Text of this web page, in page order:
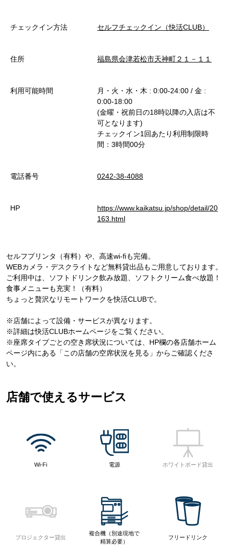
チェックイン方法 セルフチェックイン（快活CLUB）
住所 福島県会津若松市天神町２１－１１
利用可能時間
月・火・水・木 : 0:00-24:00 / 金 :
0:00-18:00
(金曜・祝前日の18時以降の入店は不
可となります)
チェックイン1回あたり利用制限時
間：3時間00分
電話番号 0242-38-4088
HP
https://www.kaikatsu.jp/shop/detail/20
163.html
セルフプリンタ（有料）や、高速wi-fiも完備。
WEBカメラ・デスクライトなど無料貸出品もご用意しております。
ご利用中は、ソフトドリンク飲み放題、ソフトクリーム食べ放題！
食事メニューも充実！（有料）
ちょっと贅沢なリモートワークを快活CLUBで。
※店舗によって設備・サービスが異なります。
※詳細は快活CLUBホームページをご覧ください。
※座席タイプごとの空き席状況については、HP欄の各店舗ホーム
ページ内にある「この店舗の空席状況を見る」からご確認くださ
い。
店舗で使えるサービス
Wi-Fi 電源 ホワイトボード貸出
プロジェクター貸出
複合機（別途現地で
精算必要）
フリードリンク